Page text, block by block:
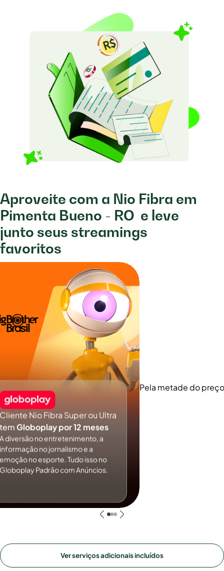
Aproveite com a Nio Fibra em
Pimenta Bueno - RO e leve
junto seus streamings
favoritos
Cliente Nio Fibra Super ou Ultra
temGloboplay por 12 meses
A diversão no entretenimento, a
informação no jornalismo e a
emoção no esporte. Tudo isso no
Globoplay Padrão com Anúncios.
Pela metade do preço
Ver serviços adicionais incluídos